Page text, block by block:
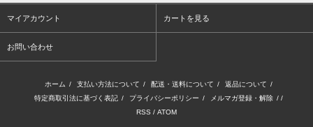
マイアカウント カートを見る
お問い合わせ
ホーム / 支払い方法について / 配送・送料について / 返品について /
特定商取引法に基づく表記 / プライバシーポリシー / メルマガ登録・解除 / /
RSS / ATOM